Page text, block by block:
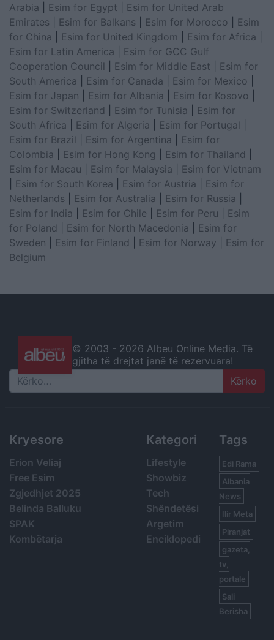
Arabia
Esim for Egypt
Esim for United Arab
Emirates
Esim for Balkans Esim for Morocco
Esim
for China
Esim for United Kingdom Esim for Africa
Esim for Latin America
Esim for GCC Gulf
Cooperation Council
Esim for Middle East
Esim for
South America
Esim for Canada Esim for Mexico
Esim for Japan
Esim for Albania Esim for Kosovo
Esim for Switzerland
Esim for Tunisia
Esim for
South Africa
Esim for Algeria Esim for Portugal
Esim for Brazil
Esim for Argentina
Esim for
Colombia
Esim for Hong Kong Esim for Thailand
Esim for Macau
Esim for Malaysia
Esim for Vietnam
Esim for South Korea Esim for Austria
Esim for
Netherlands
Esim for Australia Esim for Russia
Esim for India
Esim for Chile Esim for Peru
Esim
for Poland
Esim for North Macedonia
Esim for
Sweden
Esim for Finland Esim for Norway
Esim for
Belgium
© 2003 - 2026 Albeu Online Media. Të
gjitha të drejtat janë të rezervuara!
Search
Kryesore
Erion Veliaj
Free Esim
Zgjedhjet 2025
Belinda Balluku
SPAK
Kombëtarja
Kategori
Lifestyle
Showbiz
Tech
Shëndetësi
Argetim
Enciklopedi
Tags
Edi Rama
Albania
News
Ilir Meta
Piranjat
gazeta,
tv,
portale
Sali
Berisha